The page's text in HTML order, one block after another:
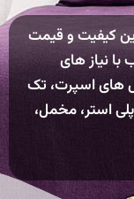
کیفیت و قیمت
نیاز های
های اسپرت، تک
استر، مخمل،